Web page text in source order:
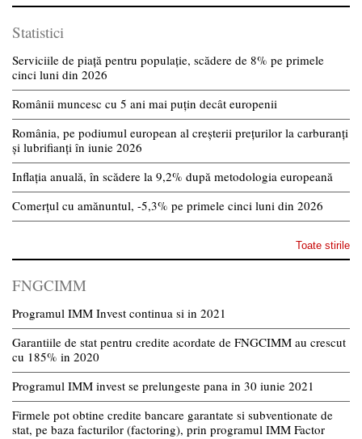
Statistici
Serviciile de piață pentru populație, scădere de 8% pe primele
cinci luni din 2026
Românii muncesc cu 5 ani mai puțin decât europenii
România, pe podiumul european al creșterii prețurilor la carburanți
și lubrifianți în iunie 2026
Inflația anuală, în scădere la 9,2% după metodologia europeană
Comerțul cu amănuntul, -5,3% pe primele cinci luni din 2026
Toate stirile
FNGCIMM
Programul IMM Invest continua si in 2021
Garantiile de stat pentru credite acordate de FNGCIMM au crescut
cu 185% in 2020
Programul IMM invest se prelungeste pana in 30 iunie 2021
Firmele pot obtine credite bancare garantate si subventionate de
stat, pe baza facturilor (factoring), prin programul IMM Factor